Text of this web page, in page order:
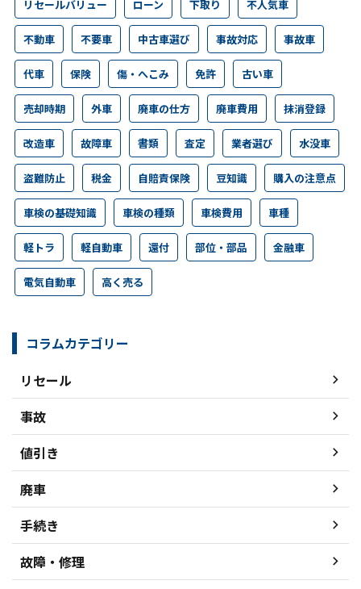
リセールバリュー ローン 下取り 不人気車
不動車 不要車 中古車選び 事故対応 事故車
代車 保険 傷・へこみ 免許 古い車
売却時期 外車 廃車の仕方 廃車費用 抹消登録
改造車 故障車 書類 査定 業者選び 水没車
盗難防止 税金 自賠責保険 豆知識 購入の注意点
車検の基礎知識 車検の種類 車検費用 車種
軽トラ 軽自動車 還付 部位・部品 金融車
電気自動車 高く売る
コラムカテゴリー
リセール
事故
値引き
廃車
手続き
故障・修理